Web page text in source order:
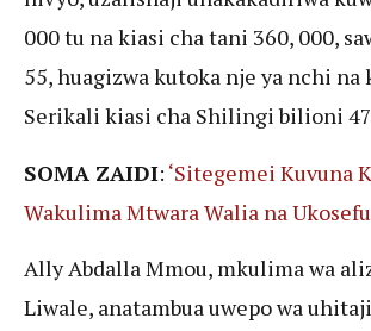
000 tu na kiasi cha tani 360, 000,
55, huagizwa kutoka nje ya nchi
Serikali kiasi cha Shilingi bilioni
SOMA ZAIDI: ‘Sitegemei Kuvuna
Wakulima Mtwara Walia na
Ally Abdalla Mmou, mkulima wa
Liwale, anatambua uwepo wa